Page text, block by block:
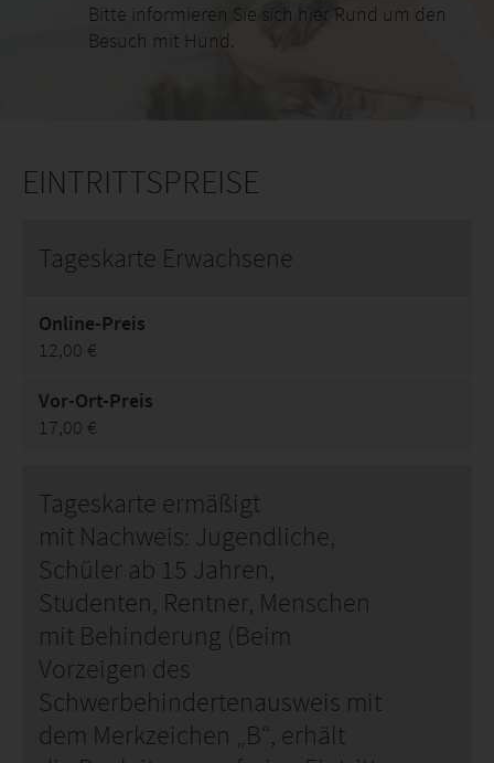
Bitte informieren Sie sich hier Rund um den
Besuch mit Hund.
EINTRITTSPREISE
Tageskarte Erwachsene
Online-Preis
12,00 €
Vor-Ort-Preis
17,00 €
Tageskarte ermäßigt
mit Nachweis: Jugendliche,
Schüler ab 15 Jahren,
Studenten, Rentner, Menschen
mit Behinderung (Beim
Vorzeigen des
Schwerbehindertenausweis mit
dem Merkzeichen „B“, erhält